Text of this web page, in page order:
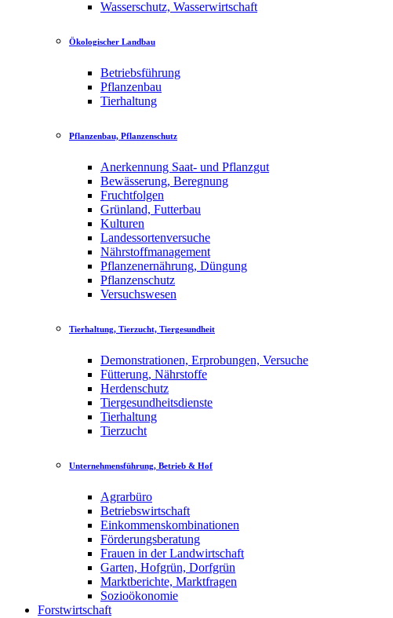
Wasserschutz, Wasserwirtschaft
Ökologischer Landbau
Betriebsführung
Pflanzenbau
Tierhaltung
Pflanzenbau, Pflanzenschutz
Anerkennung Saat- und Pflanzgut
Bewässerung, Beregnung
Fruchtfolgen
Grünland, Futterbau
Kulturen
Landessortenversuche
Nährstoffmanagement
Pflanzenernährung, Düngung
Pflanzenschutz
Versuchswesen
Tierhaltung, Tierzucht, Tiergesundheit
Demonstrationen, Erprobungen, Versuche
Fütterung, Nährstoffe
Herdenschutz
Tiergesundheitsdienste
Tierhaltung
Tierzucht
Unternehmensführung, Betrieb & Hof
Agrarbüro
Betriebswirtschaft
Einkommenskombinationen
Förderungsberatung
Frauen in der Landwirtschaft
Garten, Hofgrün, Dorfgrün
Marktberichte, Marktfragen
Sozioökonomie
Forstwirtschaft